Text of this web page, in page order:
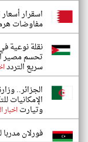
اسقرار
مفاوضات
نقلة نوعية
تحسم مصير
سريع التردد
الجزائر..
الإمكانيات
وتيارتاخبار
فورلان